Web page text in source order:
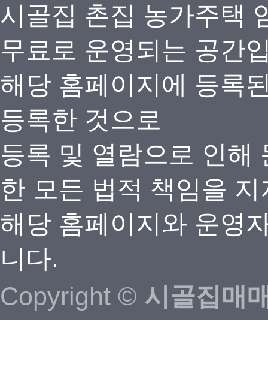
시골집 촌집 농가주택
무료로 운영되는 공간
해당 홈페이지에 등록
등록한 것으로
등록 및 열람으로 인해
한 모든 법적 책임을
해당 홈페이지와 운영
니다.
Copyright © 시골집매